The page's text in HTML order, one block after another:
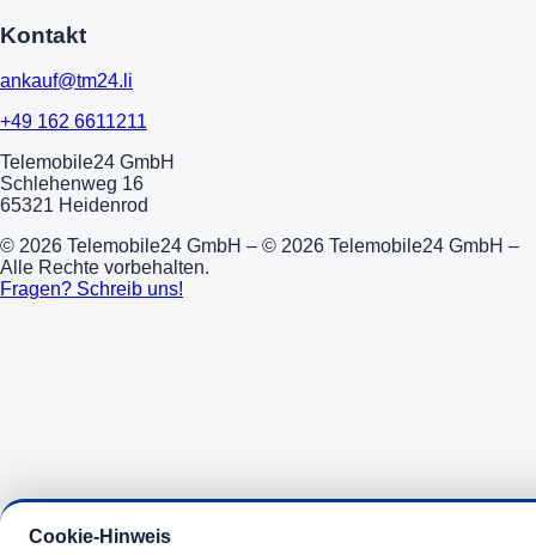
Kontakt
ankauf@tm24.li
+49 162 6611211
Telemobile24 GmbH
Schlehenweg 16
65321 Heidenrod
© 2026 Telemobile24 GmbH – © 2026 Telemobile24 GmbH –
Alle Rechte vorbehalten.
Fragen? Schreib uns!
Cookie-Hinweis